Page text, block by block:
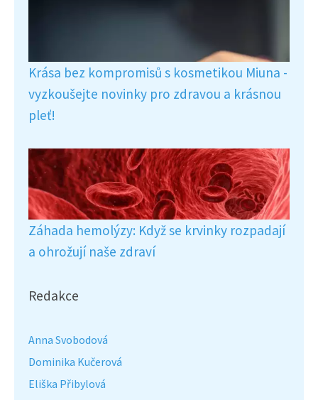
Krása bez kompromisů s kosmetikou Miuna -
vyzkoušejte novinky pro zdravou a krásnou
pleť!
Záhada hemolýzy: Když se krvinky rozpadají
a ohrožují naše zdraví
Redakce
Anna Svobodová
Dominika Kučerová
Eliška Přibylová